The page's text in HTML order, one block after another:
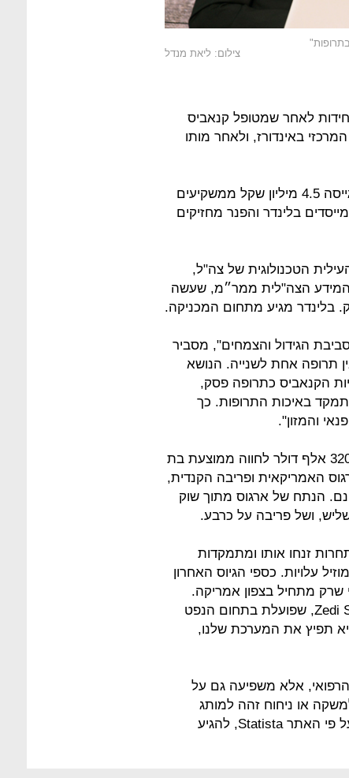
צילום: ליאת מנדל
נחשפו לבעיית האחידות לאחר שמטופל קנאביס
באינדורז, ולאחר מותו
מאז הוקמה החברה ב־2016 ועד לגיוס הנוכחי היא גייסה 4.5 מיליון שקל ממשקיעים
בעוד המייסדים בלינדר והפנר מחזיקים
ישירות מ־8200, יחידת העילית הטכנולוגית של צה"ל,
המידע הצה"לית ממר״מ, שעשה
בלינדר מגיע מתחום המכניקה.
הגידול והצמחים", מסביר
תרופה אחת לשנייה. הנושא
הקנאביס כתרופה פסק,
באיכות התרופות. כך
והמזון".
מערכת של אינדורז עולה כ־80 אלף דולר לדונם וכ־320 אלף דולר לחווה ממוצעת בת
האמריקאית ופריבה הקנדית,
מערכות דומות תמורת כמיליון דולר ל־4 דונם. הנתח של ארגוס מתוך שוק
ושל פריבה על כרבע.
זנחו אותו ומתמקדות
עלויות. כספי הגיוס האחרון
שרק מתחיל בצפון אמריקה.
חברנו גם לחברת מערכות הניטור הקנדית Zedi Solutions, שפועלת בתחום הנפט
תפיץ את המערכת שלנו,
אלא משפיעה גם על
או ניחוח זהה למותג
מתגבש. שוק הקנאביס החוקי בצפון אמריקה צפוי, על פי האתר Statista, להגיע